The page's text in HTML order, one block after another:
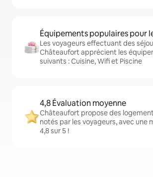
Équipements populaires pour
Les voyageurs effectuant des
Châteaufort apprécient les
suivants : Cuisine, Wifi et Piscine
4,8 Évaluation moyenne
Châteaufort propose des
notés par les voyageurs, avec une
4,8 sur 5 !